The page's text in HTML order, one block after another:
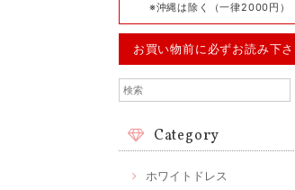
※沖縄は除く（一律2000円）
お買い物前に必ずお読み下
Category
ホワイトドレス